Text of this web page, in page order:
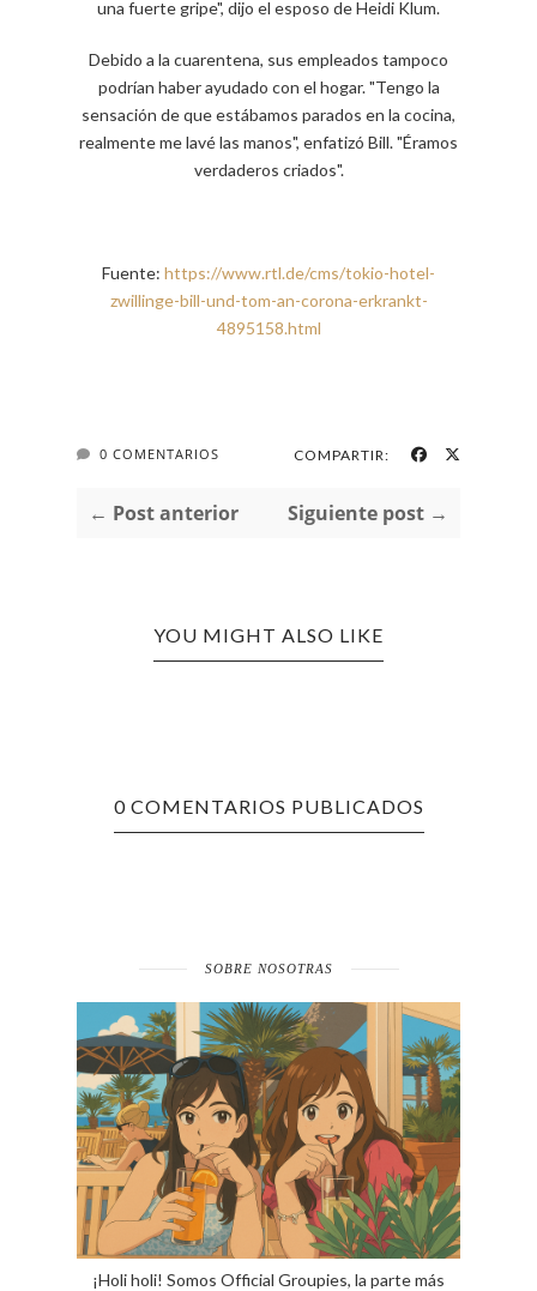
una fuerte gripe", dijo el esposo de Heidi Klum.
Debido a la cuarentena, sus empleados tampoco
podrían haber ayudado con el hogar. "Tengo la
sensación de que estábamos parados en la cocina,
realmente me lavé las manos", enfatizó Bill. "Éramos
verdaderos criados".
Fuente: https://www.rtl.de/cms/tokio-hotel-
zwillinge-bill-und-tom-an-corona-erkrankt-
4895158.html
0 COMENTARIOS COMPARTIR:
← Post anterior Siguiente post →
YOU MIGHT ALSO LIKE
0 COMENTARIOS PUBLICADOS
SOBRE NOSOTRAS
¡Holi holi! Somos Official Groupies, la parte más